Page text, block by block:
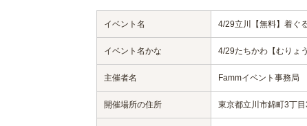
イベント名 4/29立川【無料】着ぐ
イベント名かな 4/29たちかわ【むりょ
主催者名 Fammイベント事務局
開催場所の住所 東京都立川市錦町3丁